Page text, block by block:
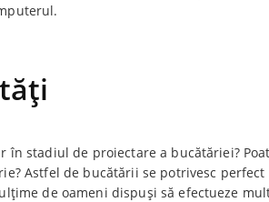
în stadiul de proiectare a bucătăriei?
Astfel de bucătării se potrivesc
de oameni dispuși să efectueze